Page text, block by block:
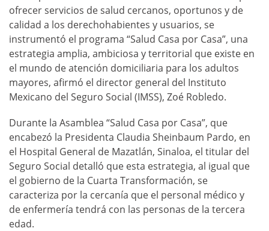
ofrecer servicios de salud cercanos, oportunos y de
calidad a los derechohabientes y usuarios, se
instrumentó el programa “Salud Casa por Casa”, una
estrategia amplia, ambiciosa y territorial que existe en
el mundo de atención domiciliaria para los adultos
mayores, afirmó el director general del Instituto
Mexicano del Seguro Social (IMSS), Zoé Robledo.
Durante la Asamblea “Salud Casa por Casa”, que
encabezó la Presidenta Claudia Sheinbaum Pardo, en
el Hospital General de Mazatlán, Sinaloa, el titular del
Seguro Social detalló que esta estrategia, al igual que
el gobierno de la Cuarta Transformación, se
caracteriza por la cercanía que el personal médico y
de enfermería tendrá con las personas de la tercera
edad.